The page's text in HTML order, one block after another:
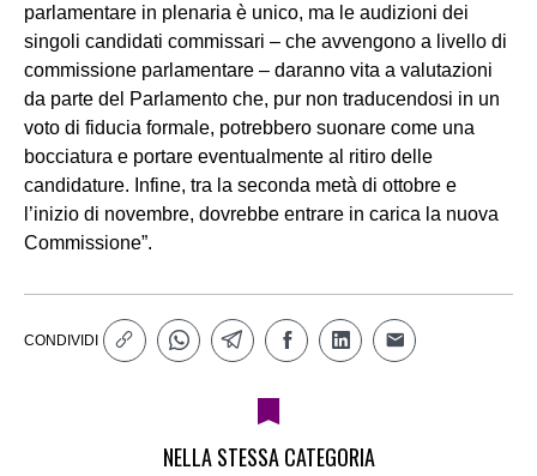
parlamentare in plenaria è unico, ma le audizioni dei
singoli candidati commissari – che avvengono a livello di
commissione parlamentare – daranno vita a valutazioni
da parte del Parlamento che, pur non traducendosi in un
voto di fiducia formale, potrebbero suonare come una
bocciatura e portare eventualmente al ritiro delle
candidature. Infine, tra la seconda metà di ottobre e
l’inizio di novembre, dovrebbe entrare in carica la nuova
Commissione”.
CONDIVIDI
NELLA STESSA CATEGORIA